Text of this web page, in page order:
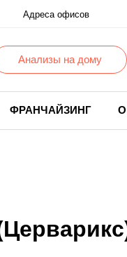
Адреса офисов
Анализы на дому
ФРАНЧАЙЗИНГ О